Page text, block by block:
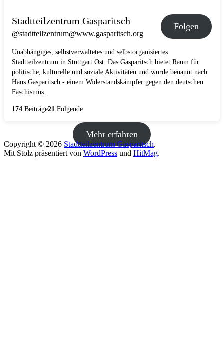
Stadtteilzentrum Gasparitsch
@stadtteilzentrum@www.gasparitsch.org
Folgen
Unabhängiges, selbstverwaltetes und selbstorganisiertes
Stadtteilzentrum in Stuttgart Ost. Das Gasparitsch bietet Raum für
politische, kulturelle und soziale Aktivitäten und wurde benannt nach
Hans Gasparitsch - einem Widerstandskämpfer gegen den deutschen
Faschismus.
174 Beiträge21 Folgende
Mehr erfahren
Copyright © 2026 Stadtteilzentrum Gasparitsch.
Mit Stolz präsentiert von WordPress und HitMag.